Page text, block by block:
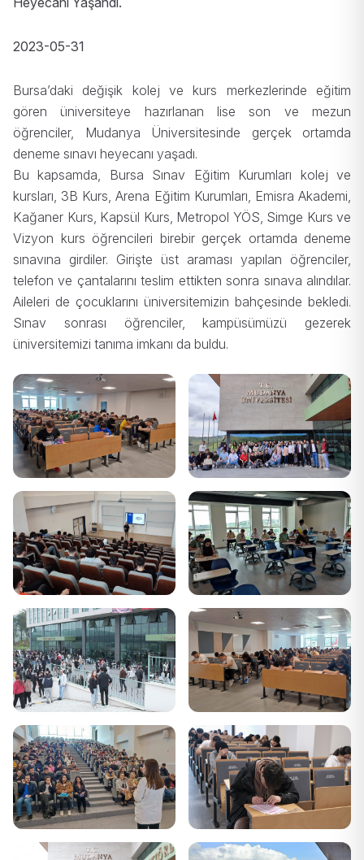
2023-05-31
Bursa’daki değişik kolej ve kurs merkezlerinde eğitim
gören üniversiteye hazırlanan lise son ve mezun
öğrenciler, Mudanya Üniversitesinde gerçek ortamda
deneme sınavı heyecanı yaşadı.
Bu kapsamda, Bursa Sınav Eğitim Kurumları kolej ve
kursları, 3B Kurs, Arena Eğitim Kurumları, Emisra Akademi,
Kağaner Kurs, Kapsül Kurs, Metropol YÖS, Simge Kurs ve
Vizyon kurs öğrencileri birebir gerçek ortamda deneme
sınavına girdiler. Girişte üst araması yapılan öğrenciler,
telefon ve çantalarını teslim ettikten sonra sınava alındılar.
Aileleri de çocuklarını üniversitemizin bahçesinde bekledi.
Sınav sonrası öğrenciler, kampüsümüzü gezerek
üniversitemizi tanıma imkanı da buldu.